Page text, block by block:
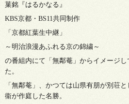
菓銘『はるかなる』
KBS京都・BS11共同制作
「京都紅葉生中継」
～明治浪漫あふれる京の錦繍～
の番組内にて「無鄰菴」からイメージ
た。
「無鄰菴」、かつては山県有朋が別荘
衞が作庭した名勝。